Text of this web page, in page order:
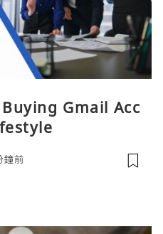
Gmail Acc
鐘前